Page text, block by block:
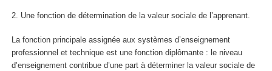
2. Une fonction de détermination de la valeur sociale de l’apprenant.
La fonction principale assignée aux systèmes d’enseignement
professionnel et technique est une fonction diplômante : le niveau
d’enseignement contribue d’une part à déterminer la valeur sociale de